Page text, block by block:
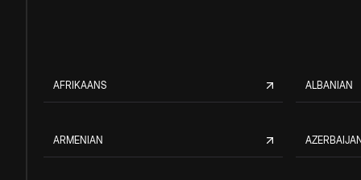
AFRIKAANS ALBANIAN
ARMENIAN